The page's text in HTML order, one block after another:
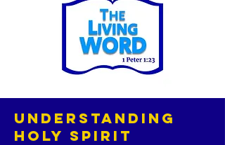
Understanding
Holy Spirit